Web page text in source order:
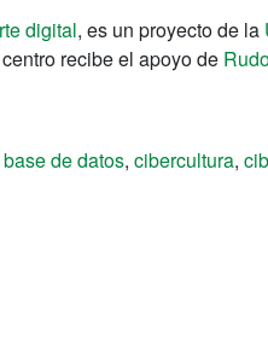
digital, es un proyecto de la
recibe el apoyo de
base de datos, cibercultura,